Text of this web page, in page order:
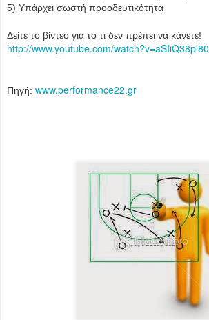
5) Υπάρχει σωστή προοδευτικότητα
Δείτε το βίντεο για το τι δεν πρέπει να κάνετε!
http://www.youtube.com/watch?v=aSIiQ38pl80
Πηγή: www.performance22.gr